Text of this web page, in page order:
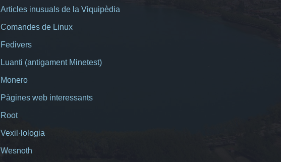
Articles inusuals de la Viquipèdia
Comandes de Linux
Fedivers
Luanti (antigament Minetest)
Monero
Pàgines web interessants
Root
Vexil·lologia
Wesnoth